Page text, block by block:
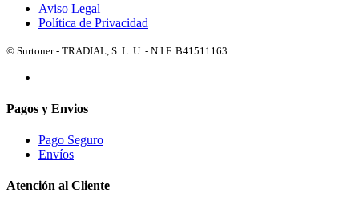
Aviso Legal
Política de Privacidad
© Surtoner - TRADIAL, S. L. U. - N.I.F. B41511163
Pagos y Envios
Pago Seguro
Envíos
Atención al Cliente